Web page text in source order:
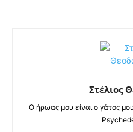
Στέλιος
Ο ήρωας μου είναι ο γάτος